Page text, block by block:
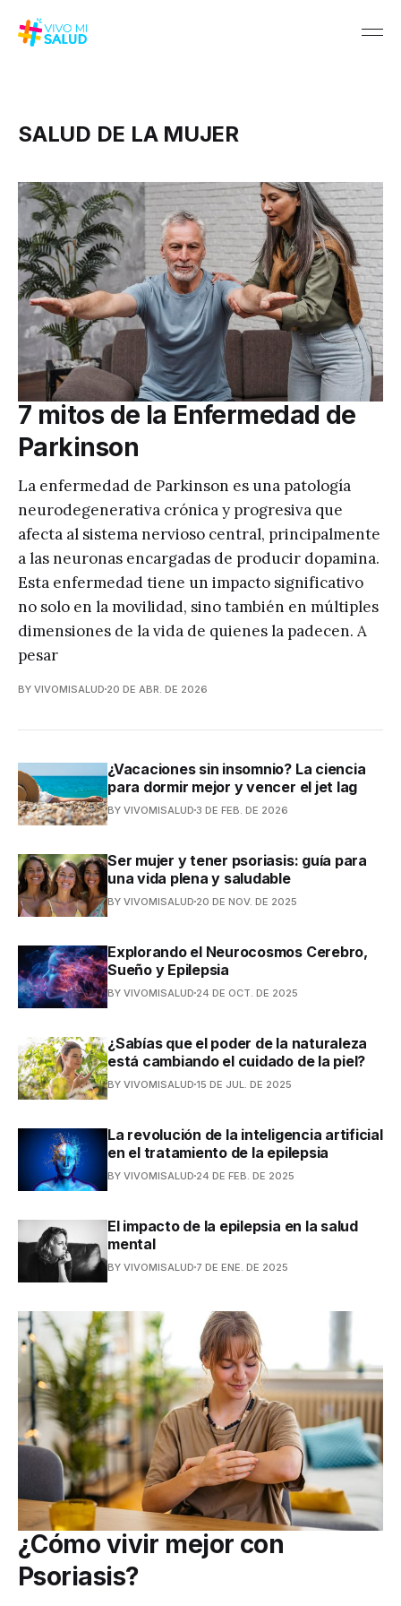
SALUD DE LA MUJER
7 mitos de la Enfermedad de
Parkinson
La enfermedad de Parkinson es una patología
neurodegenerativa crónica y progresiva que
afecta al sistema nervioso central, principalmente
a las neuronas encargadas de producir dopamina.
Esta enfermedad tiene un impacto significativo
no solo en la movilidad, sino también en múltiples
dimensiones de la vida de quienes la padecen. A
pesar
BY VIVOMISALUD 20 DE ABR. DE 2026
¿Vacaciones sin insomnio? La ciencia
para dormir mejor y vencer el jet lag
BY VIVOMISALUD 3 DE FEB. DE 2026
Ser mujer y tener psoriasis: guía para
una vida plena y saludable
BY VIVOMISALUD 20 DE NOV. DE 2025
Explorando el Neurocosmos Cerebro,
Sueño y Epilepsia
BY VIVOMISALUD 24 DE OCT. DE 2025
¿Sabías que el poder de la naturaleza
está cambiando el cuidado de la piel?
BY VIVOMISALUD 15 DE JUL. DE 2025
La revolución de la inteligencia artificial
en el tratamiento de la epilepsia
BY VIVOMISALUD 24 DE FEB. DE 2025
El impacto de la epilepsia en la salud
mental
BY VIVOMISALUD 7 DE ENE. DE 2025
¿Cómo vivir mejor con
Psoriasis?